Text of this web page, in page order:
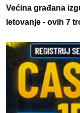
Većina građana
letovanje - ovih 7